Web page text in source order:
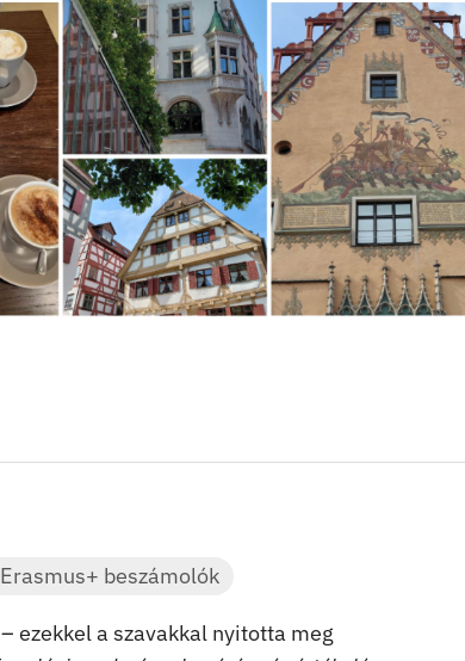
Erasmus+ beszámolók
ezekkel a szavakkal nyitotta meg